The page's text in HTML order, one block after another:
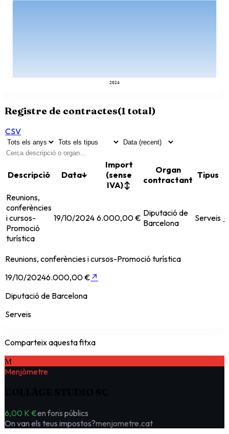
2024
Registre de contractes(1total)
CSV
Descripció Data↓
Import
(sense
IVA)↕
Organ
contractant Tipus
Reunions,
conferències
i cursos-
Promoció
turística
19/10/2024 6.000,00 € Diputació de
Barcelona
Serveis
Reunions, conferències i cursos-Promoció turística
19/10/20246.000,00 € ↗
Diputació de Barcelona
Serveis
Comparteix aquesta fitxa
M
Menjòmetre
6,00 K €en fons públics
On van els teus impostos?menjometre.cat